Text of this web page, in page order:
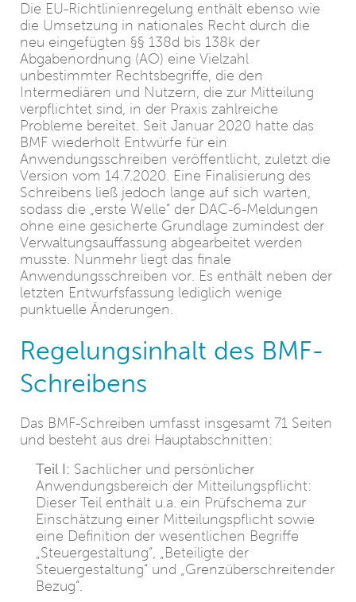
Die EU-Richtlinienregelung enthält ebenso wie
die Umsetzung in nationales Recht durch die
neu eingefügten §§ 138d bis 138k der
Abgabenordnung (AO) eine Vielzahl
unbestimmter Rechtsbegriffe, die den
Intermediären und Nutzern, die zur Mitteilung
verpflichtet sind, in der Praxis zahlreiche
Probleme bereitet. Seit Januar 2020 hatte das
BMF wiederholt Entwürfe für ein
Anwendungsschreiben veröffentlicht, zuletzt die
Version vom 14.7.2020. Eine Finalisierung des
Schreibens ließ jedoch lange auf sich warten,
sodass die „erste Welle“ der DAC-6-Meldungen
ohne eine gesicherte Grundlage zumindest der
Verwaltungsauffassung abgearbeitet werden
musste. Nunmehr liegt das finale
Anwendungsschreiben vor. Es enthält neben der
letzten Entwurfsfassung lediglich wenige
punktuelle Änderungen.
Regelungsinhalt des BMF-
Schreibens
Das BMF-Schreiben umfasst insgesamt 71 Seiten
und besteht aus drei Hauptabschnitten:
Teil I: Sachlicher und persönlicher
Anwendungsbereich der Mitteilungspflicht:
Dieser Teil enthält u.a. ein Prüfschema zur
Einschätzung einer Mitteilungspflicht sowie
eine Definition der wesentlichen Begriffe
„Steuergestaltung“, „Beteiligte der
Steuergestaltung“ und „Grenzüberschreitender
Bezug“.